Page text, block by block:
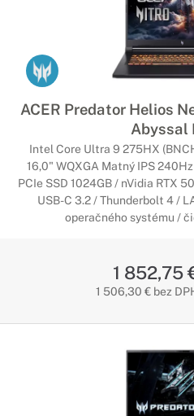
ACER Predator Helios
Abyssal
Intel Core Ultra 9 275HX
16,0" WQXGA Matný IPS
PCIe SSD 1024GB / nVidia RTX
USB-C 3.2 / Thunderbolt 4 /
operačného systému /
1 852,75
1 506,30 € bez